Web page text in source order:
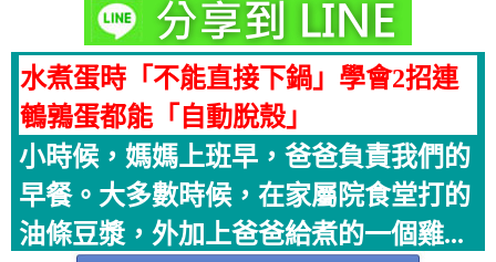
水煮蛋時「不能直接下鍋」學會2招連
鵪鶉蛋都能「自動脫殼」
小時候，媽媽上班早，爸爸負責我們的
早餐。大多數時候，在家屬院食堂打的
油條豆漿，外加上爸爸給煮的一個雞...